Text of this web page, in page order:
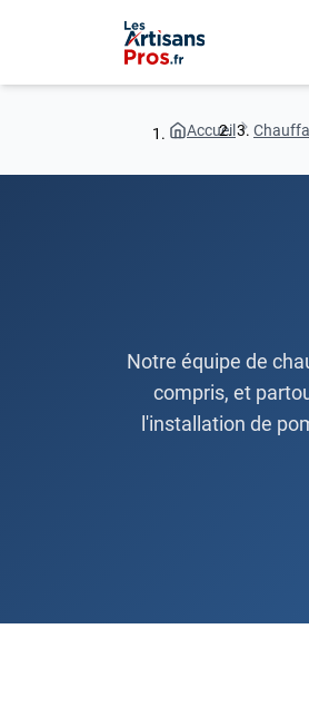
Accueil
Notre équipe de
compris, et
l'installation de